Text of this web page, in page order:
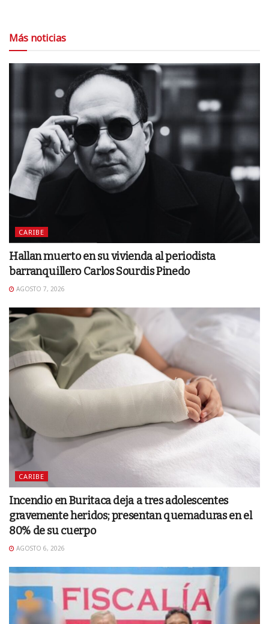
Más noticias
CARIBE
Hallan muerto en su vivienda al periodista
barranquillero Carlos Sourdis Pinedo
AGOSTO 7, 2026
CARIBE
Incendio en Buritaca deja a tres adolescentes
gravemente heridos; presentan quemaduras en el
80% de su cuerpo
AGOSTO 6, 2026